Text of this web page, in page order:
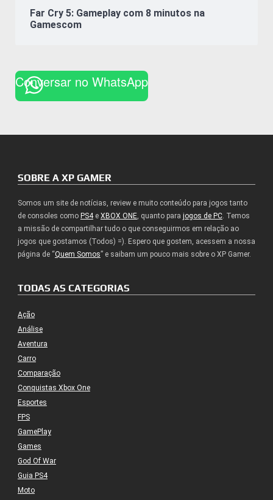
Far Cry 5: Gameplay com 8 minutos na
Gamescom
Conversar no WhatsApp
SOBRE A XP GAMER
Somos um site de notícias, review e muito conteúdo para jogos tanto
de consoles como PS4e XBOX ONE, quanto para jogos de PC. Temos
a missão de compartilhar tudo o que conseguirmos em relação ao
jogos que gostamos (Todos) =). Espero que gostem, acessem a nossa
página de “Quem Somos” e saibam um pouco mais sobre o XP Gamer.
TODAS AS CATEGORIAS
Ação
Análise
Aventura
Carro
Comparação
Conquistas Xbox One
Esportes
FPS
GamePlay
Games
God Of War
Guia PS4
Moto